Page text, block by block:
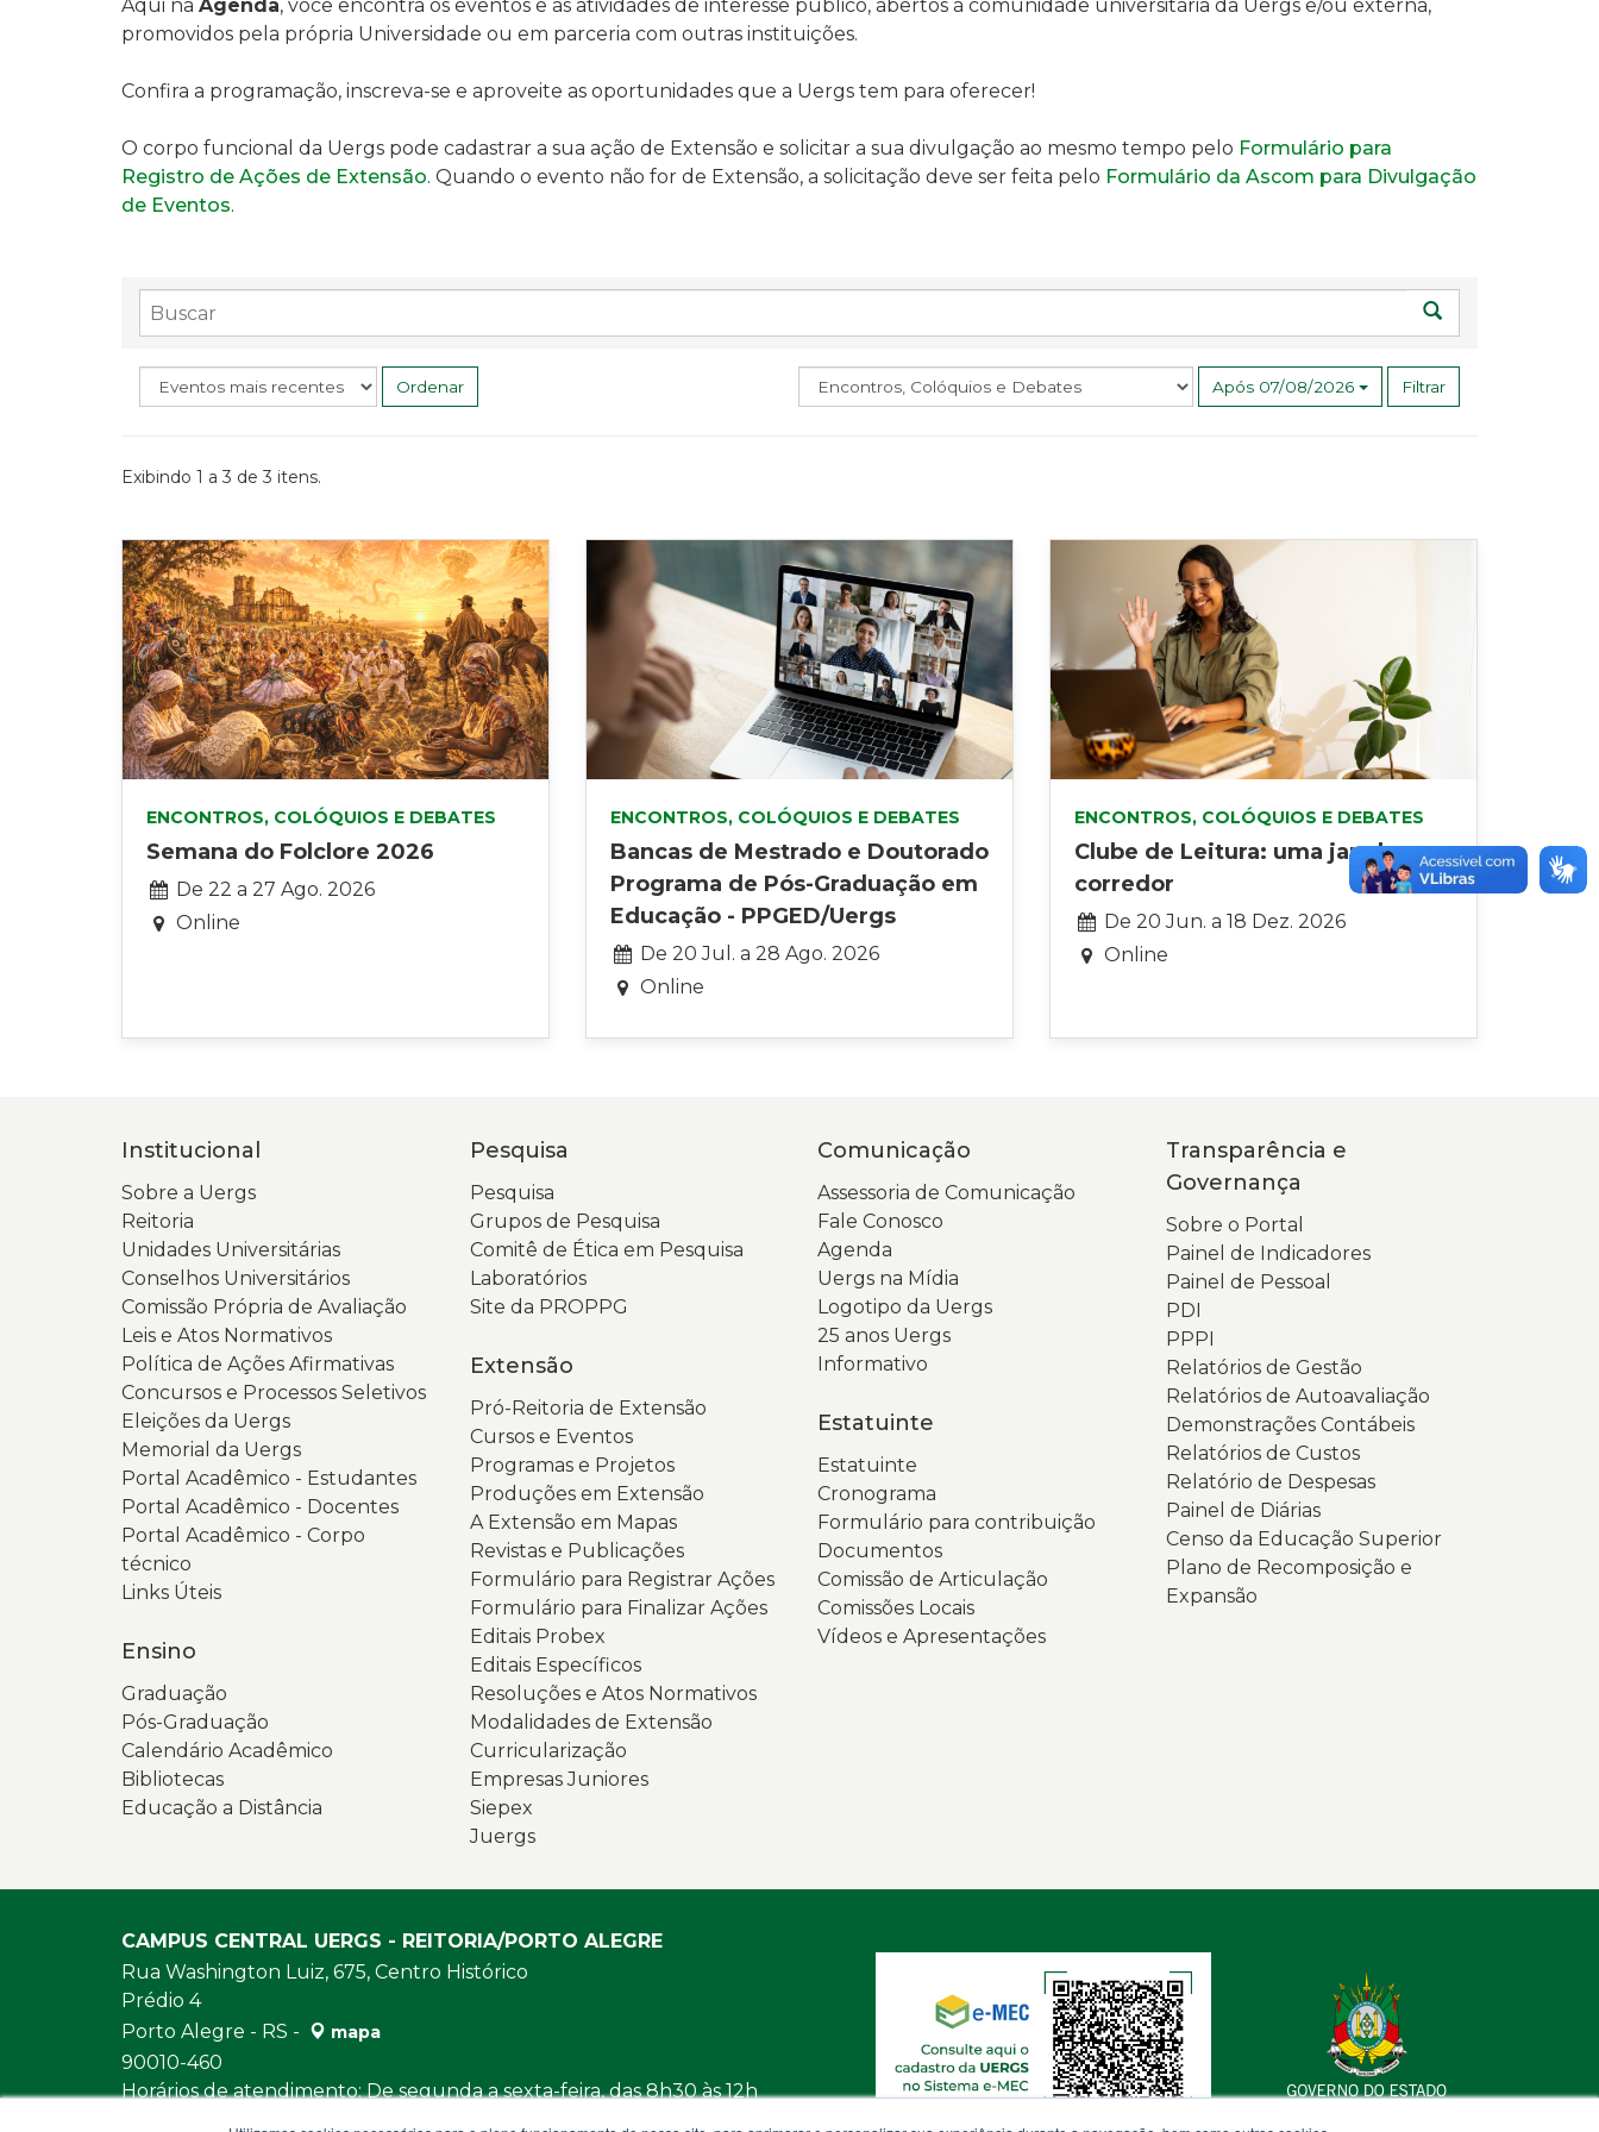
Aqui na Agenda, você encontra os eventos e as atividades de interesse público, abertos à comunidade universitária da Uergs e/ou externa,
promovidos pela própria Universidade ou em parceria com outras instituições.
Confira a programação, inscreva-se e aproveite as oportunidades que a Uergs tem para oferecer!
O corpo funcional da Uergs pode cadastrar a sua ação de Extensão e solicitar a sua divulgação ao mesmo tempo pelo Formulário para
Registro de Ações de Extensão. Quando o evento não for de Extensão, a solicitação deve ser feita pelo Formulário da Ascom para Divulgação
de Eventos.
Buscar Buscar
Assunto Após 07/08/2026 Filtrar
Ordenar
Exibindo 1 a 3 de 3 itens.
ENCONTROS, COLÓQUIOS E DEBATES
Semana do Folclore 2026
D
a
De 22 a 27 Ago. 2026
Online
ENCONTROS, COLÓQUIOS E DEBATES
Bancas de Mestrado e Doutorado
Programa de Pós-Graduação em
Educação - PPGED/Uergs
D
a
a
De 20 Jul. a 28 Ago. 2026
Online
ENCONTROS, COLÓQUIOS E DEBATES
Clube de Leitura: uma janela no
corredor
D
a
:
De 20 Jun. a 18 Dez. 2026
Online
Institucional
Sobre a Uergs
Reitoria
Unidades Universitárias
Conselhos Universitários
Comissão Própria de Avaliação
Leis e Atos Normativos
Política de Ações Afirmativas
Concursos e Processos Seletivos
Eleições da Uergs
Memorial da Uergs
Portal Acadêmico - Estudantes
Portal Acadêmico - Docentes
Portal Acadêmico - Corpo
técnico
Links Úteis
Ensino
Graduação
Pós-Graduação
Calendário Acadêmico
Bibliotecas
Educação a Distância
Pesquisa
Pesquisa
Grupos de Pesquisa
Comitê de Ética em Pesquisa
Laboratórios
Site da PROPPG
Extensão
Pró-Reitoria de Extensão
Cursos e Eventos
Programas e Projetos
Produções em Extensão
A Extensão em Mapas
Revistas e Publicações
Formulário para Registrar Ações
Formulário para Finalizar Ações
Editais Probex
Editais Específicos
Resoluções e Atos Normativos
Modalidades de Extensão
Curricularização
Empresas Juniores
Siepex
Juergs
Comunicação
Assessoria de Comunicação
Fale Conosco
Agenda
Uergs na Mídia
Logotipo da Uergs
25 anos Uergs
Informativo
Estatuinte
Estatuinte
Cronograma
Formulário para contribuição
Documentos
Comissão de Articulação
Comissões Locais
Vídeos e Apresentações
Transparência e
Governança
Sobre o Portal
Painel de Indicadores
Painel de Pessoal
PDI
PPPI
Relatórios de Gestão
Relatórios de Autoavaliação
Demonstrações Contábeis
Relatórios de Custos
Relatório de Despesas
Painel de Diárias
Censo da Educação Superior
Plano de Recomposição e
Expansão
CAMPUS CENTRAL UERGS - REITORIA/PORTO ALEGRE
Rua Washington Luiz, 675, Centro Histórico
Prédio 4
Porto Alegre - RS -
mapa
90010-460
Horários de atendimento: De segunda a sexta-feira, das 8h30 às 12h